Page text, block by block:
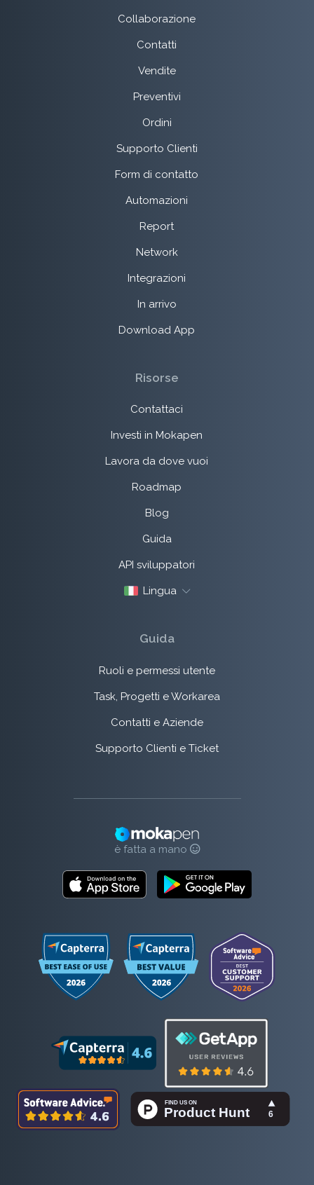
Collaborazione
Contatti
Vendite
Preventivi
Ordini
Supporto Clienti
Form di contatto
Automazioni
Report
Network
Integrazioni
In arrivo
Download App
Risorse
Contattaci
Investi in Mokapen
Lavora da dove vuoi
Roadmap
Blog
Guida
API sviluppatori
Lingua
Guida
Ruoli e permessi utente
Task, Progetti e Workarea
Contatti e Aziende
Supporto Clienti e Ticket
è fatta a mano